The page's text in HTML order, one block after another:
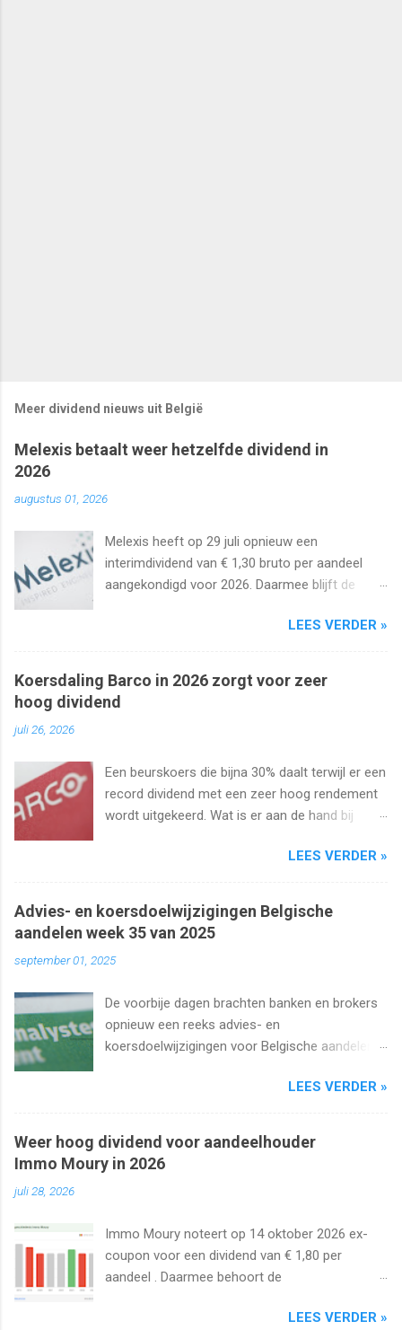
Meer dividend nieuws uit België
Melexis betaalt weer hetzelfde dividend in
2026
augustus 01, 2026
Melexis heeft op 29 juli opnieuw een
interimdividend van € 1,30 bruto per aandeel
aangekondigd voor 2026. Daarmee blijft de
LEES VERDER »
Koersdaling Barco in 2026 zorgt voor zeer
hoog dividend
juli 26, 2026
Een beurskoers die bijna 30% daalt terwijl er een
record dividend met een zeer hoog rendement
wordt uitgekeerd. Wat is er aan de hand bij
uiteraard het dividend. Kan dat wel zo hoog
LEES VERDER »
Advies- en koersdoelwijzigingen Belgische
aandelen week 35 van 2025
september 01, 2025
De voorbije dagen brachten banken en brokers
opnieuw een reeks advies- en
koersdoelwijzigingen voor Belgische aandelen.
augustus t/m 1 september 2025 met onder
Ackermans en Van de Velde .
LEES VERDER »
Weer hoog dividend voor aandeelhouder
Immo Moury in 2026
juli 28, 2026
Immo Moury noteert op 14 oktober 2026 ex-
coupon voor een dividend van € 1,80 per
aandeel . Daarmee behoort de
aandelen die dit jaar nog ex-coupon noteren.
LEES VERDER »